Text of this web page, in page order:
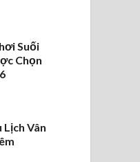
Suối
Chọn
Lịch Vân